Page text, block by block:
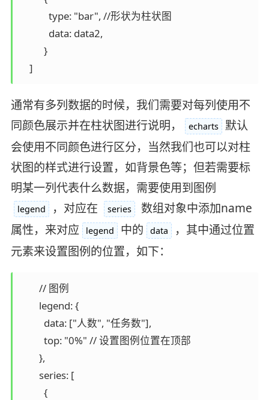
            type: "bar", //形状为柱状图
            data: data2,
          }
通常有多列数据的时候，我们需要对每列使用不
同颜色展示并在柱状图进行说明，
echarts
默认
会使用不同颜色进行区分，当然我们也可以对柱
状图的样式进行设置，如背景色等；但若需要标
明某一列代表什么数据，需要使用到图例
legend ，对应在 series
数组对象中添加name
属性，来对应
legend 中的 data
，其中通过位置
元素来设置图例的位置，如下：
        // 图例
        legend: {
          data: ["人数", "任务数"],
          top: "0%" // 设置图例位置在顶部
        },
        series: [
          {